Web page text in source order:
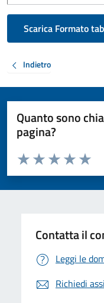
Scarica Formato
Indietro
Quanto sono
pagina?
Valuta da 1 a 5 stelle la
Valuta 4
Valuta 3
Valuta 2 stelle su
Valuta 1 stelle su 5
Contatta il
Leggi le
Richiedi